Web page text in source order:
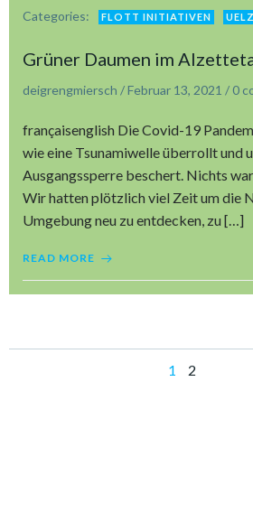
Categories: FLOTT INITIATIVEN
Grüner Daumen im
deigrengmiersch /Februar 13, 2021 / 0
françaisenglish Die Covid-19
wie eine Tsunamiwelle überrollt und
Ausgangssperre beschert. Nichts
Wir hatten plötzlich viel Zeit um die
Umgebung neu zu entdecken, zu […]
READ MORE
1 2